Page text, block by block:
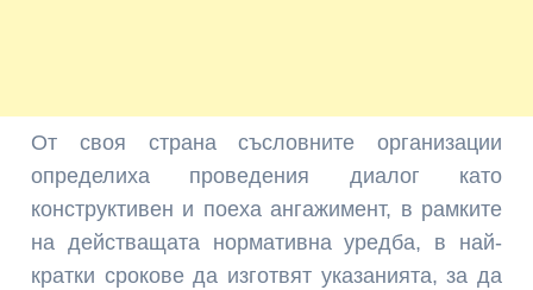
От своя страна съсловните организации
определиха проведения диалог като
конструктивен и поеха ангажимент, в рамките
на действащата нормативна уредба, в най-
кратки срокове да изготвят указанията, за да